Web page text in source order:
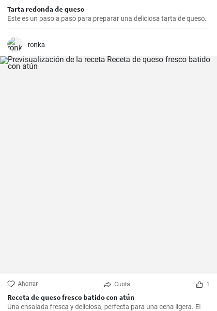
Tarta redonda de queso
Este es un paso a paso para preparar una deliciosa tarta de queso.
ronka
Ahorrar Cuota 1
Receta de queso fresco batido con atún
Una ensalada fresca y deliciosa, perfecta para una cena ligera. El